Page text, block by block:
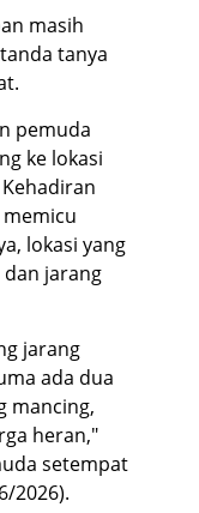
masih
tanya
pemuda
ke lokasi
lokasi yang
dan jarang
jarang
ada dua
mancing,
heran,"
setempat
2026).